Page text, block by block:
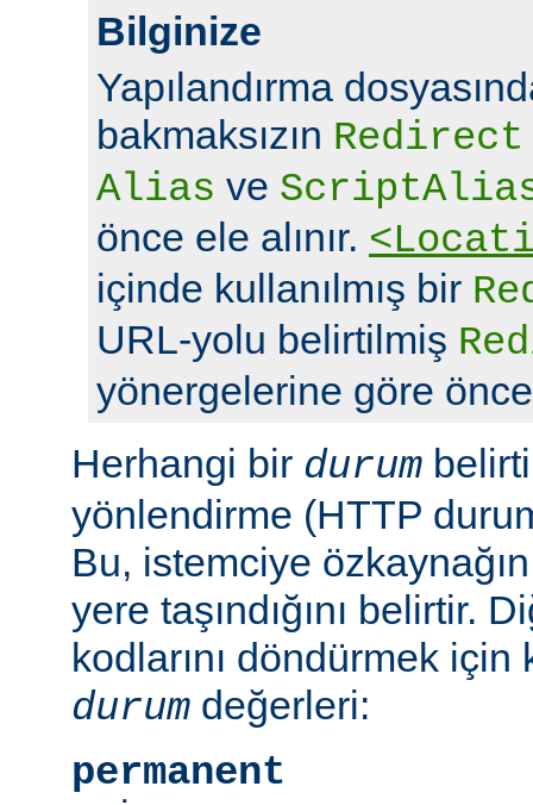
Bilginize
Yapılandırma
bakmaksızın Redirect
Alias ve
önce ele alınır.
içinde kullanılmış bir
URL-yolu belirtilmiş
yönergelerine göre
Herhangi bir durum
yönlendirme (HTTP
Bu, istemciye
yere taşındığını belirtir.
kodlarını döndürmek için
durum değerleri:
permanent